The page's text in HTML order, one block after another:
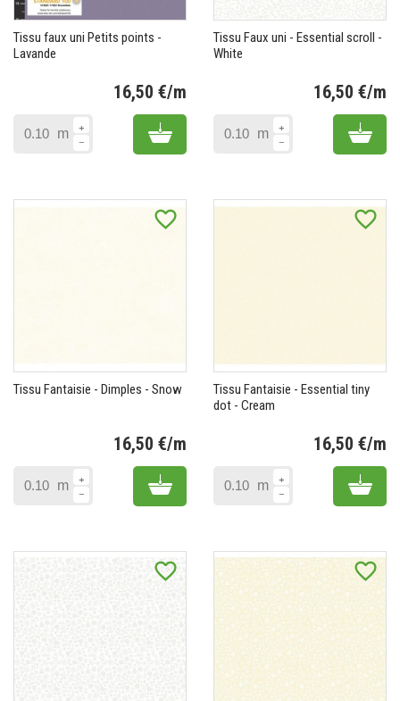
Tissu faux uni Petits points -
Lavande
16,50 €/m
m Add to cart
Tissu Faux uni - Essential scroll -
White
16,50 €/m
m Add
favorite_border
Tissu Fantaisie - Dimples - Snow
16,50 €/m
m Add to cart
favorite_border
Tissu Fantaisie - Essential tiny
dot - Cream
16,50 €/m
m Add
favorite_border favorite_border